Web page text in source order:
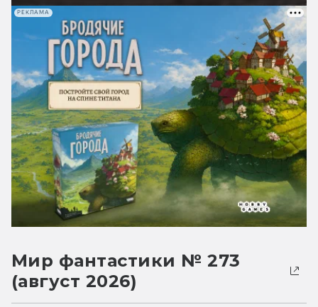
РЕКЛАМА
Мир фантастики № 273
(август 2026)